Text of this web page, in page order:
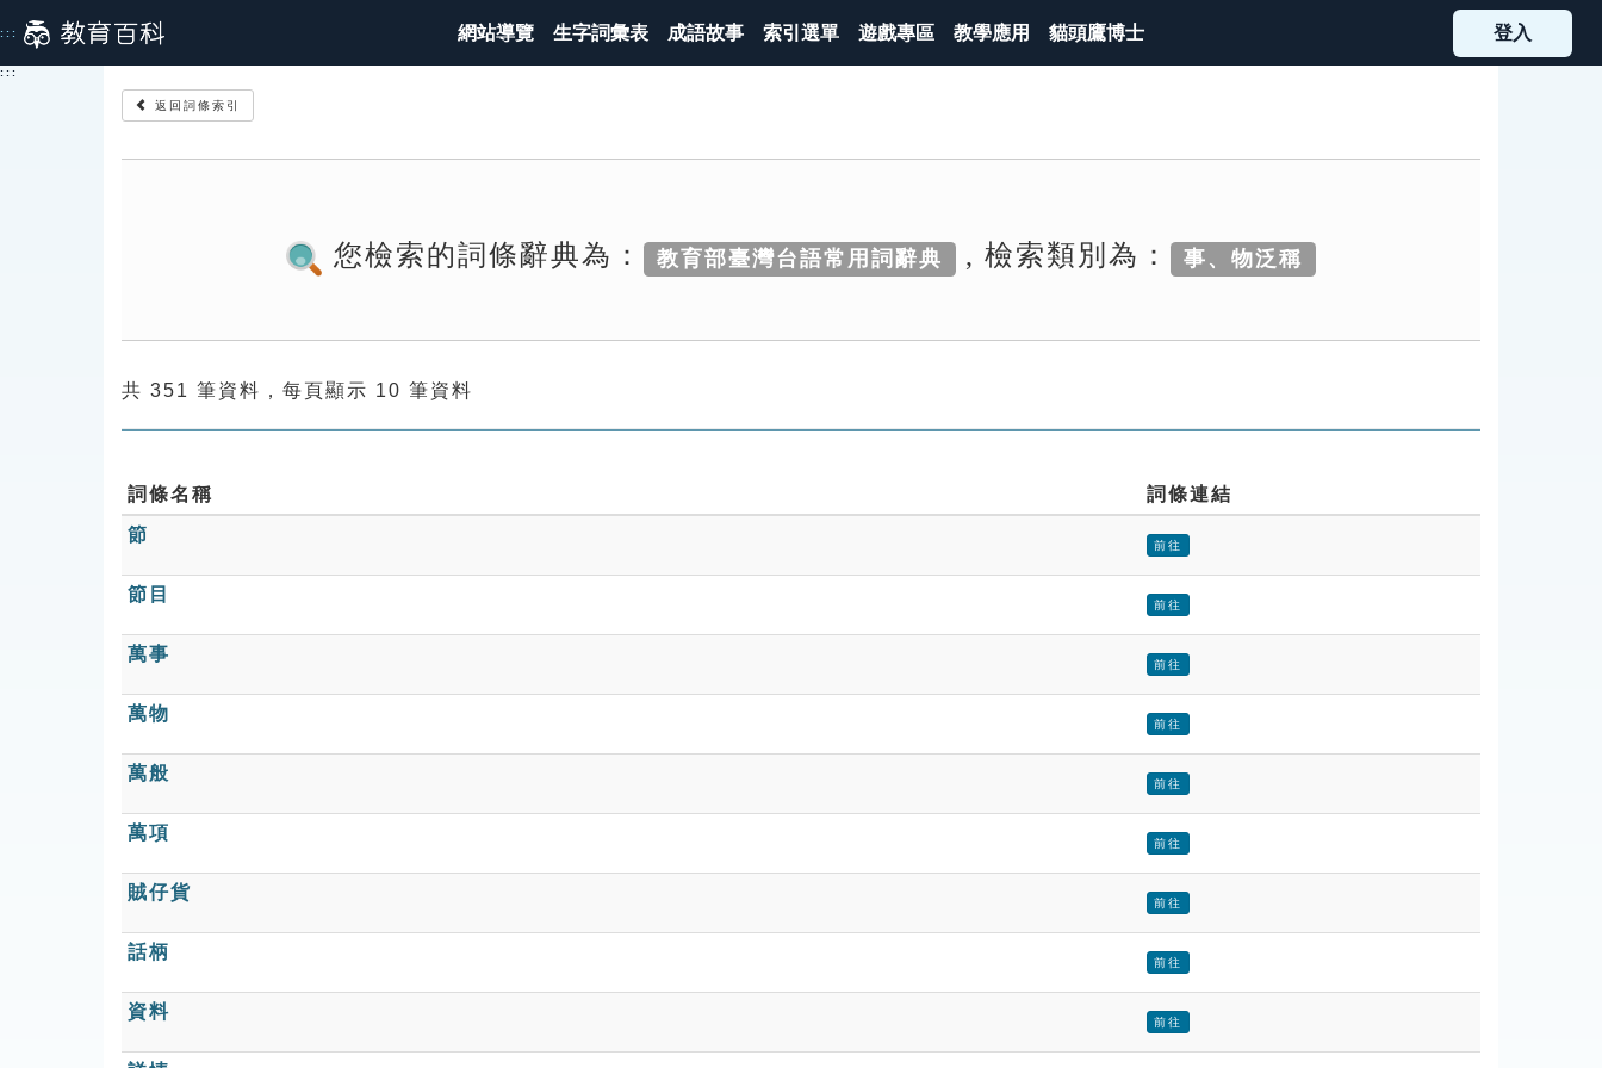
到
主
::: 網站導覽 生字詞彙表 成語故事 索引選單 遊戲專區 教學應用 貓頭鷹博士 登入
:::
返回詞條索引
您檢索的詞條辭典為： 教育部臺灣台語常用詞辭典 , 檢索類別為： 事、物泛稱
共 351 筆資料，每頁顯示 10 筆資料
詞條名稱
詞條連結
節
前往
節目
前往
萬事
前往
萬物
前往
萬般
前往
萬項
前往
賊仔貨
前往
話柄
前往
資料
前往